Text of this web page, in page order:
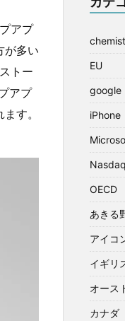
アプ
が多い
トー
アプ
す。
EU
google
iPhone
Nasdaq
OECD
あきる
アイコ
イギリ
オース
カナダ